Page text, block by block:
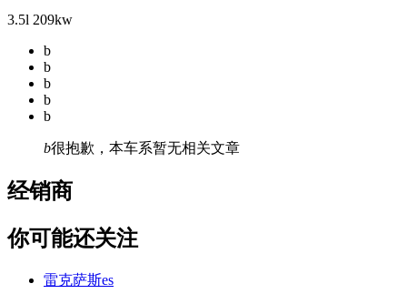
3.5l 209kw
b
b
b
b
b
b很抱歉，本车系暂无相关文章
经销商
你可能还关注
雷克萨斯es